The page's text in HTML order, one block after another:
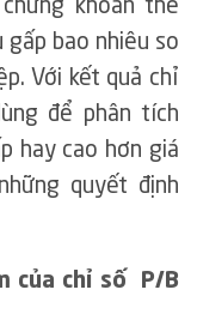
khoán thể
bao nhiêu so
Với kết quả chỉ
để phân tích
hay cao hơn giá
quyết định
của chỉ số P/B